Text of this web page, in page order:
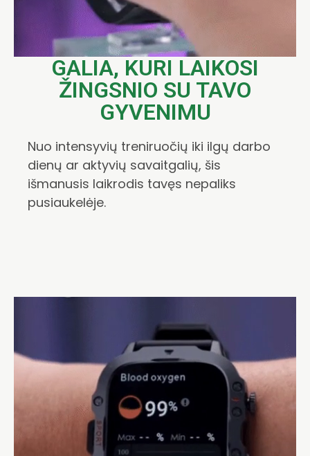
GALIA, KURI LAIKOSI
ŽINGSNIO SU TAVO
GYVENIMU
Nuo intensyvių treniruočių iki ilgų darbo
dienų ar aktyvių savaitgalių, šis
išmanusis laikrodis tavęs nepaliks
pusiaukelėje.